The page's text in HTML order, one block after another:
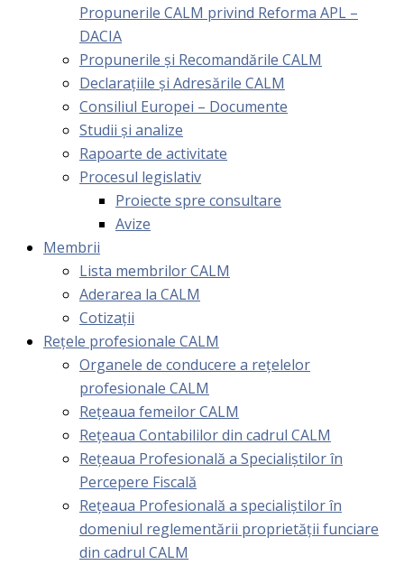
Propunerile CALM privind Reforma APL –
DACIA
Propunerile și Recomandările CALM
Declarațiile și Adresările CALM
Consiliul Europei – Documente
Studii și analize
Rapoarte de activitate
Procesul legislativ
Proiecte spre consultare
Avize
Membrii
Lista membrilor CALM
Aderarea la CALM
Cotizaţii
Rețele profesionale CALM
Organele de conducere a rețelelor
profesionale CALM
Rețeaua femeilor CALM
Rețeaua Contabililor din cadrul CALM
Rețeaua Profesională a Specialiștilor în
Percepere Fiscală
Reţeaua Profesională a specialiştilor în
domeniul reglementării proprietăţii funciare
din cadrul CALM